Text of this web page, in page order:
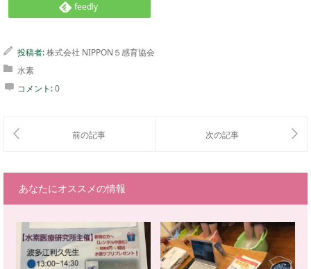
feedly
投稿者:株式会社 NIPPON５感育協会
水素
コメント:0
あなたにオススメの情報